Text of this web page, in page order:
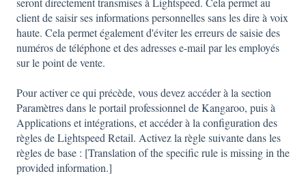
client de saisir ses informations personnelles sans les dire à voix
haute. Cela permet également d'éviter les erreurs de saisie des
numéros de téléphone et des adresses e-mail par les employés
sur le point de vente.
Pour activer ce qui précède, vous devez accéder à la section
Paramètres dans le portail professionnel de Kangaroo, puis à
Applications et intégrations, et accéder à la configuration des
règles de Lightspeed Retail. Activez la règle suivante dans les
règles de base : [Translation of the specific rule is missing in the
provided information.]